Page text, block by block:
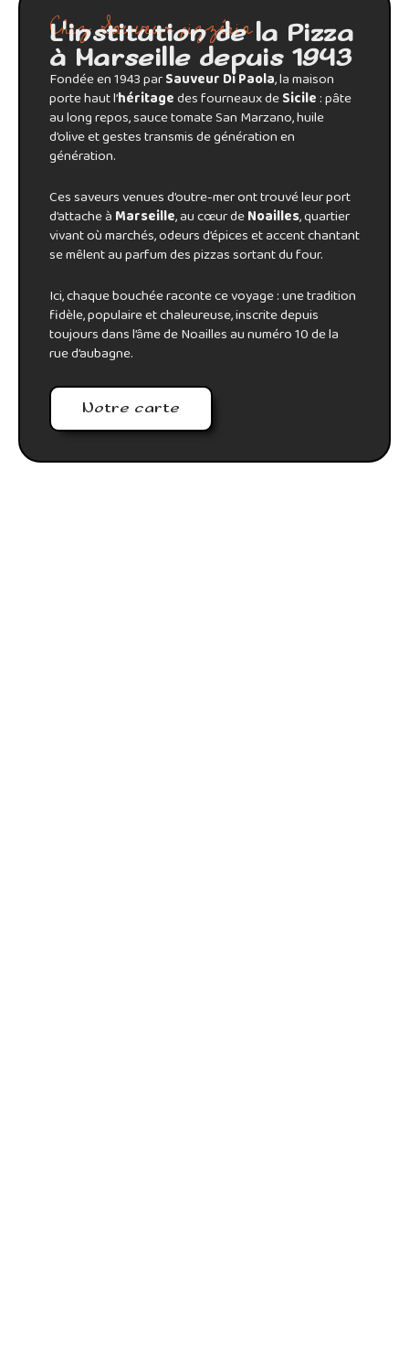
Chez Sauveur pizzéria
L'institution de la Pizza
à Marseille depuis 1943
Fondée en 1943 parSauveur Di Paola, la maison
porte haut l’héritagedes fourneaux deSicile : pâte
au long repos, sauce tomate San Marzano, huile
d’olive et gestes transmis de génération en
génération.
Ces saveurs venues d’outre-mer ont trouvé leur port
d’attache à Marseille, au cœur deNoailles, quartier
vivant où marchés, odeurs d’épices et accent chantant
se mêlent au parfum des pizzas sortant du four.
Ici, chaque bouchée raconte ce voyage : une tradition
fidèle, populaire et chaleureuse, inscrite depuis
toujours dans l’âme de Noailles au numéro 10 de la
rue d’aubagne.
Notre carte